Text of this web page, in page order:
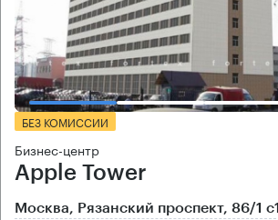
БЕЗ КОМИССИИ
Бизнес-центр
Apple Tower
Москва, Рязанский проспект, 86/1 с1